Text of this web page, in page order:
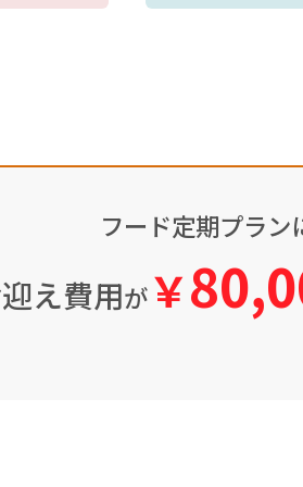
フード定期プラン
え費用が￥